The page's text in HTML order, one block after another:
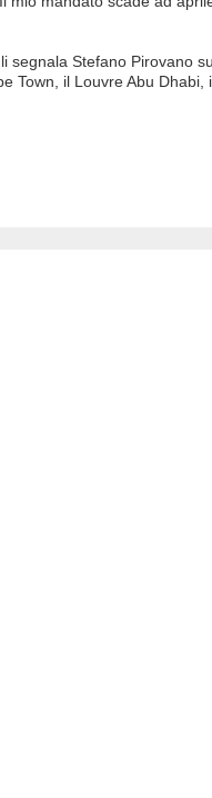
segnala Stefano Pirovano su
Town, il Louvre Abu Dhabi,